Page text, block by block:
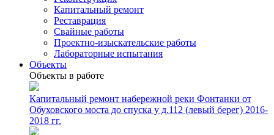
Капитальный ремонт
Реставрация
Свайные работы
Проектно-изыскательские работы
Лабораторные испытания
Объекты
Объекты в работе
Капитальный ремонт набережной реки Фонтанки от
Обуховского моста до спуска у д.112 (левый берег) 2016-
2018 гг.